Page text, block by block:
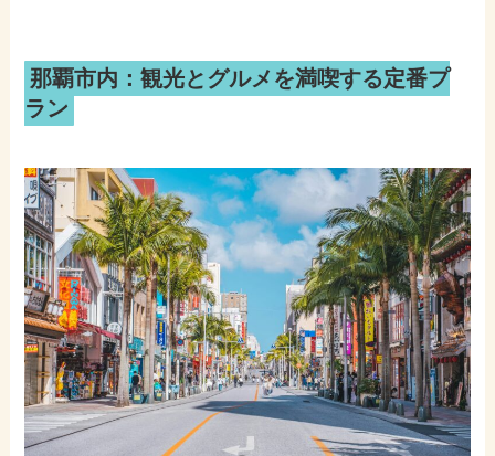
那覇市内：観光とグルメを満喫する定番プ
ラン